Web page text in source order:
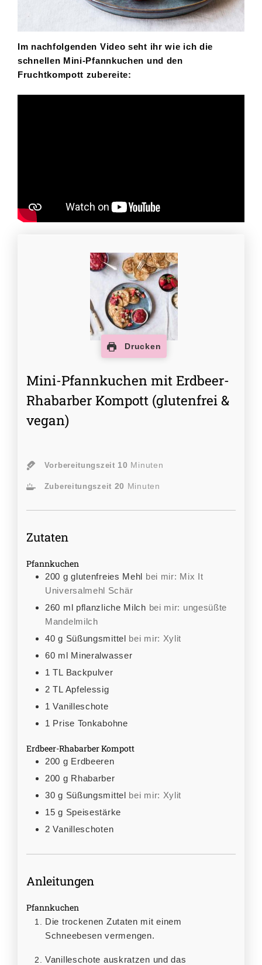
Im nachfolgenden Video seht ihr wie ich die
schnellen Mini-Pfannkuchen und den
Fruchtkompott zubereite:
Drucken
Mini-Pfannkuchen mit Erdbeer-
Rhabarber Kompott (glutenfrei &
vegan)
Vorbereitungszeit 10 Minuten
Zubereitungszeit 20 Minuten
Zutaten
Pfannkuchen
200 g glutenfreies Mehl bei mir: Mix It
Universalmehl Schär
260 ml pflanzliche Milch bei mir: ungesüßte
Mandelmilch
40 g Süßungsmittel bei mir: Xylit
60 ml Mineralwasser
1 TL Backpulver
2 TL Apfelessig
1 Vanilleschote
1 Prise Tonkabohne
Erdbeer-Rhabarber Kompott
200 g Erdbeeren
200 g Rhabarber
30 g Süßungsmittel bei mir: Xylit
15 g Speisestärke
2 Vanilleschoten
Anleitungen
Pfannkuchen
Die trockenen Zutaten mit einem
Schneebesen vermengen.
Vanilleschote auskratzen und das